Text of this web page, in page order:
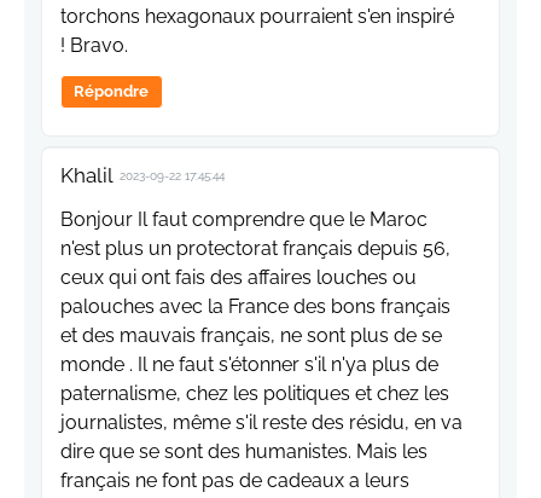
torchons hexagonaux pourraient s'en inspiré
! Bravo.
Répondre
Khalil 2023-09-22 17:45:44
Bonjour Il faut comprendre que le Maroc
n'est plus un protectorat français depuis 56,
ceux qui ont fais des affaires louches ou
palouches avec la France des bons français
et des mauvais français, ne sont plus de se
monde . Il ne faut s'étonner s'il n'ya plus de
paternalisme, chez les politiques et chez les
journalistes, même s'il reste des résidu, en va
dire que se sont des humanistes. Mais les
français ne font pas de cadeaux a leurs